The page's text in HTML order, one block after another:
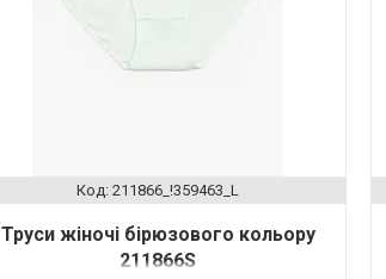
211866_!359463_L
Труси жіночі бірюзового кольору
211866S